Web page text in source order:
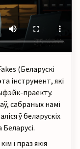
(Беларускі
інструмент, які
праекту.
сабраных намі
ў беларускіх
і праз якія